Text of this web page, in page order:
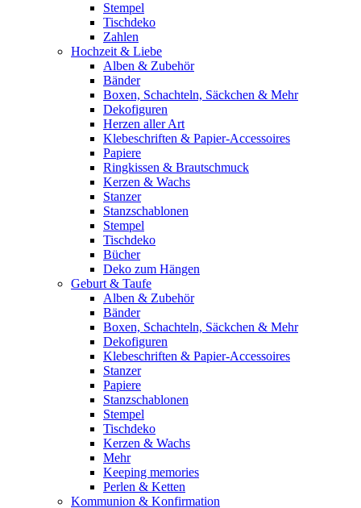
Stempel
Tischdeko
Zahlen
Hochzeit & Liebe
Alben & Zubehör
Bänder
Boxen, Schachteln, Säckchen & Mehr
Dekofiguren
Herzen aller Art
Klebeschriften & Papier-Accessoires
Papiere
Ringkissen & Brautschmuck
Kerzen & Wachs
Stanzer
Stanzschablonen
Stempel
Tischdeko
Bücher
Deko zum Hängen
Geburt & Taufe
Alben & Zubehör
Bänder
Boxen, Schachteln, Säckchen & Mehr
Dekofiguren
Klebeschriften & Papier-Accessoires
Stanzer
Papiere
Stanzschablonen
Stempel
Tischdeko
Kerzen & Wachs
Mehr
Keeping memories
Perlen & Ketten
Kommunion & Konfirmation